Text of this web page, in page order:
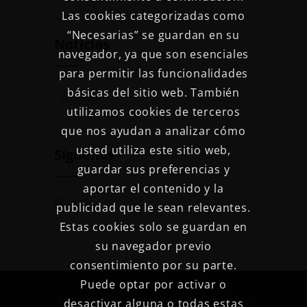
Noticias
Síguenos
© 2024 Psicóloga Nuria Castillo. Todos los
Las cookies categorizadas como
“Necesarias” se guardan en su
navegador, ya que son esenciales
para permitir las funcionalidades
básicas del sitio web. También
utilizamos cookies de terceros
que nos ayudan a analizar cómo
usted utiliza este sitio web,
guardar sus preferencias y
aportar el contenido y la
publicidad que le sean relevantes.
Estas cookies solo se guardan en
su navegador previo
consentimiento por su parte.
Puede optar por activar o
desactivar alguna o todas estas